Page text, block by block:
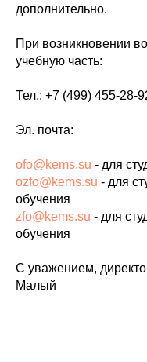
дополнительно.
При возникновении
учебную часть:
Тел.: +7 (499) 455-28-
Эл. почта:
ofo@kems.su - для
ozfo@kems.su - для
обучения
zfo@kems.su - для
обучения
С уважением,
Малый